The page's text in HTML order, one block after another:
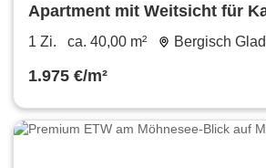
Apartment mit Weitsicht für
1 Zi. ca. 40,00 m² Bergisch
1.975 €/m²